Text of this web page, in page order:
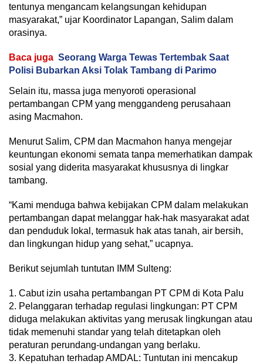
tentunya mengancam kelangsungan kehidupan
masyarakat,” ujar Koordinator Lapangan, Salim dalam
orasinya.
Baca juga Seorang Warga Tewas Tertembak Saat
Polisi Bubarkan Aksi Tolak Tambang di Parimo
Selain itu, massa juga menyoroti operasional
pertambangan CPM yang menggandeng perusahaan
asing Macmahon.
Menurut Salim, CPM dan Macmahon hanya mengejar
keuntungan ekonomi semata tanpa memerhatikan dampak
sosial yang diderita masyarakat khususnya di lingkar
tambang.
“Kami menduga bahwa kebijakan CPM dalam melakukan
pertambangan dapat melanggar hak-hak masyarakat adat
dan penduduk lokal, termasuk hak atas tanah, air bersih,
dan lingkungan hidup yang sehat,” ucapnya.
Berikut sejumlah tuntutan IMM Sulteng:
1. Cabut izin usaha pertambangan PT CPM di Kota Palu
2. Pelanggaran terhadap regulasi lingkungan: PT CPM
diduga melakukan aktivitas yang merusak lingkungan atau
tidak memenuhi standar yang telah ditetapkan oleh
peraturan perundang-undangan yang berlaku.
3. Kepatuhan terhadap AMDAL: Tuntutan ini mencakup